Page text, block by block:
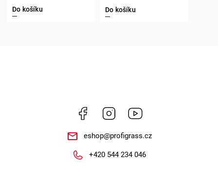
Do košíku Do košíku
Facebook Instagram
eshop@profigrass.cz
+420 544 234 046